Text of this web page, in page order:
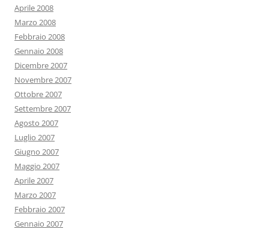
Aprile 2008
Marzo 2008
Febbraio 2008
Gennaio 2008
Dicembre 2007
Novembre 2007
Ottobre 2007
Settembre 2007
Agosto 2007
Luglio 2007
Giugno 2007
Maggio 2007
Aprile 2007
Marzo 2007
Febbraio 2007
Gennaio 2007